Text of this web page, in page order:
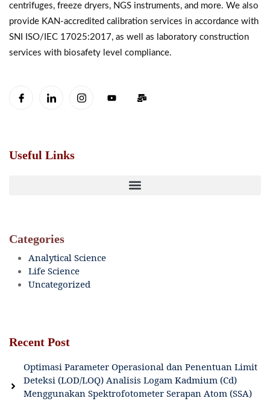
centrifuges, freeze dryers, NGS instruments, and more. We also
provide KAN-accredited calibration services in accordance with
SNI ISO/IEC 17025:2017, as well as laboratory construction
services with biosafety level compliance.
Useful Links
Categories
Analytical Science
Life Science
Uncategorized
Recent Post
Optimasi Parameter Operasional dan Penentuan Limit
Deteksi (LOD/LOQ) Analisis Logam Kadmium (Cd)
Menggunakan Spektrofotometer Serapan Atom (SSA)